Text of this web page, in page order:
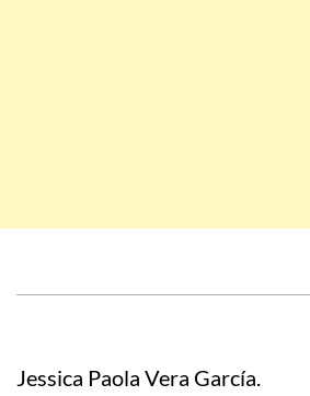
Jessica Paola Vera García.